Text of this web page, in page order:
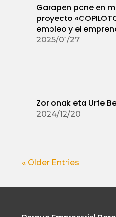
Garapen pone en
proyecto
empleo y el
2025/01/27
Zorionak eta Urte
2024/12/20
« Older Entries